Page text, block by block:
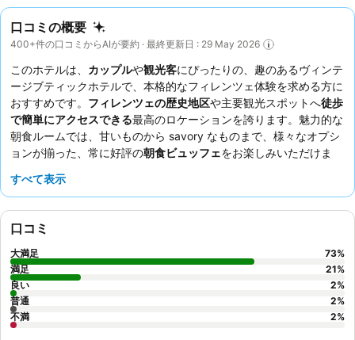
口コミの概要
400+件の口コミからAIが要約 · 最終更新日 : 29 May 2026
このホテルは、 カップルや観光客にぴったりの、趣のあるヴィンテ
ージブティックホテルで、本格的なフィレンツェ体験を求める方に
おすすめです。 フィレンツェの歴史地区や主要観光スポットへ徒歩
で簡単にアクセスできる最高のロケーションを誇ります。魅力的な
朝食ルームでは、甘いものから savory なものまで、様々なオプシ
ョンが揃った、常に好評の朝食ビュッフェをお楽しみいただけま
価を得ています。真にユニークな滞在を希望するなら、
すべて表示
口コミ
大満足 73%
満足
21%
良い
2%
普通
2%
不満
2%